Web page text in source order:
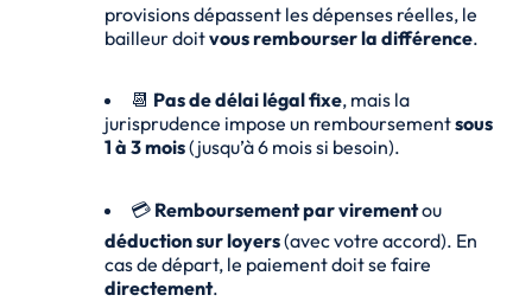
provisions dépassent les dépenses réelles, le
bailleur doitvous rembourser la différence.
📆 Pas de délai légal fixe, mais la
jurisprudence impose un remboursementsous
1 à 3 mois(jusqu’à 6 mois si besoin).
💳 Remboursement par virementou
déduction sur loyers(avec votre accord). En
cas de départ, le paiement doit se faire
directement.